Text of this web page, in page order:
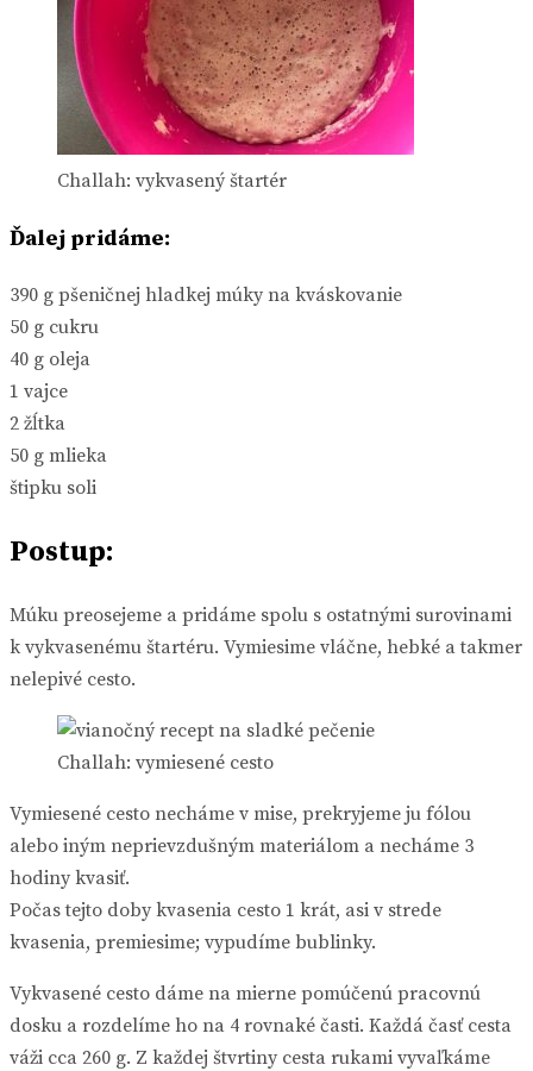
Challah: vykvasený štartér
Ďalej pridáme:
390 g pšeničnej hladkej múky na kváskovanie
50 g cukru
40 g oleja
1 vajce
2 žĺtka
50 g mlieka
štipku soli
Postup:
Múku preosejeme a pridáme spolu s ostatnými surovinami
k vykvasenému štartéru. Vymiesime vláčne, hebké a takmer
nelepivé cesto.
Challah: vymiesené cesto
Vymiesené cesto necháme v mise, prekryjeme ju fólou
alebo iným neprievzdušným materiálom a necháme 3
hodiny kvasiť.
Počas tejto doby kvasenia cesto 1 krát, asi v strede
kvasenia, premiesime; vypudíme bublinky.
Vykvasené cesto dáme na mierne pomúčenú pracovnú
dosku a rozdelíme ho na 4 rovnaké časti. Každá časť cesta
váži cca 260 g. Z každej štvrtiny cesta rukami vyvaľkáme